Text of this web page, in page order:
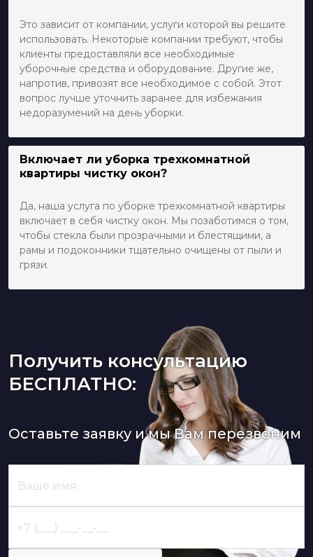
Это зависит от компании, услуги которой вы решите
использовать. Некоторые компании требуют, чтобы
клиенты предоставляли все необходимые
уборочные средства и оборудование. Другие же,
напротив, привозят все необходимое с собой. Этот
вопрос лучше уточнить заранее для избежания
недоразумений на день уборки.
Включает ли уборка трехкомнатной
квартиры чистку окон?
Да, наша услуга по уборке трехкомнатной квартиры
включает в себя чистку окон. Мы позаботимся о том,
чтобы стекла были прозрачными и блестящими, а
рамы и подоконники тщательно очищены от пыли и
грязи.
Получить консультацию
БЕСПЛАТНО:
Оставьте заявку и мы Вам перезвоним